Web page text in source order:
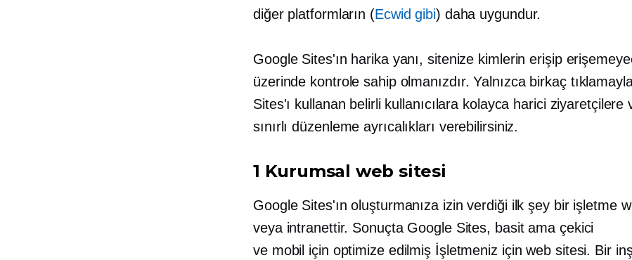
diğer platformların (Ecwid gibi) daha uygundur.
Google Sites'ın harika yanı, sitenize kimlerin erişip
üzerinde kontrole sahip olmanızdır. Yalnızca birkaç
Sites'ı kullanan belirli kullanıcılara kolayca harici ziyaretçilere
sınırlı düzenleme ayrıcalıkları verebilirsiniz.
1 Kurumsal web sitesi
Google Sites'ın oluşturmanıza izin verdiği ilk şey bir işletme
veya intranettir. Sonuçta Google Sites, basit ama çekici
ve mobil için optimize edilmiş İşletmeniz için web sitesi. Bir